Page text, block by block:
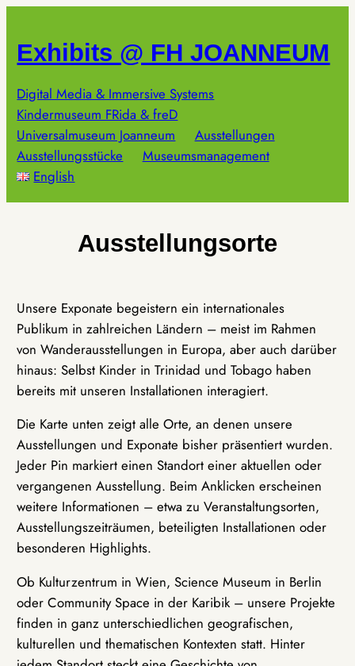
springen
Exhibits @ FH JOANNEUM
Digital Media & Immersive Systems
Kindermuseum FRida & freD
Universalmuseum Joanneum
Ausstellungen
Ausstellungsstücke
Museumsmanagement
English
Ausstellungsorte
Unsere Exponate begeistern ein internationales
Publikum in zahlreichen Ländern – meist im Rahmen
von Wanderausstellungen in Europa, aber auch darüber
hinaus: Selbst Kinder in Trinidad und Tobago haben
bereits mit unseren Installationen interagiert.
Die Karte unten zeigt alle Orte, an denen unsere
Ausstellungen und Exponate bisher präsentiert wurden.
Jeder Pin markiert einen Standort einer aktuellen oder
vergangenen Ausstellung. Beim Anklicken erscheinen
weitere Informationen – etwa zu Veranstaltungsorten,
Ausstellungszeiträumen, beteiligten Installationen oder
besonderen Highlights.
Ob Kulturzentrum in Wien, Science Museum in Berlin
oder Community Space in der Karibik – unsere Projekte
finden in ganz unterschiedlichen geografischen,
kulturellen und thematischen Kontexten statt. Hinter